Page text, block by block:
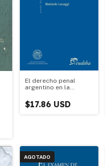
El derecho penal
argentino en la
$17.86 USD
AGOTADO